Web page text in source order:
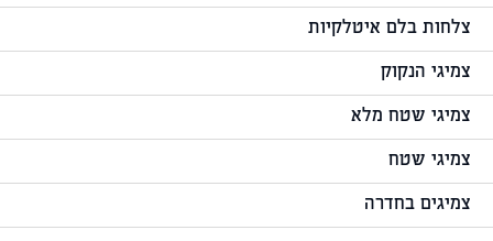
צלחות בלם איטלקיות
צמיגי הנקוק
צמיגי שטח מלא
צמיגי שטח
צמיגים בחדרה